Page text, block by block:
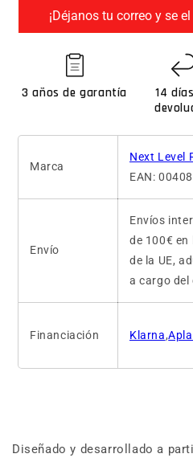
¡Déjanos tu correo y se
3 años de garantía
14
Marca
Next Level
EAN:
Envío
Envíos
de 100€ en
de la UE,
a cargo del
Financiación Klarna,
Diseñado y desarrollado a